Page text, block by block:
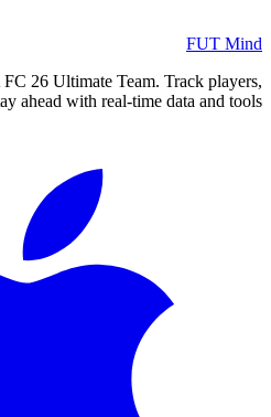
FUT Mind
FC 26 Ultimate Team. Track players,
ahead with real-time data and tools.